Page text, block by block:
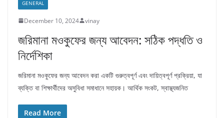
GENERAL
December 10, 2024 vinay
জরিমানা মওকুফের জন্য আবেদন: সঠিক পদ্ধতি ও
নির্দেশিকা
জরিমানা মওকুফের জন্য আবেদন করা একটি গুরুত্বপূর্ণ এবং দায়িত্বপূর্ণ প্রক্রিয়া, যা
ব্যক্তি বা শিক্ষার্থীদের অসুবিধা সমাধানে সহায়ক। আর্থিক সংকট, স্বাস্থ্যজনিত
Read More